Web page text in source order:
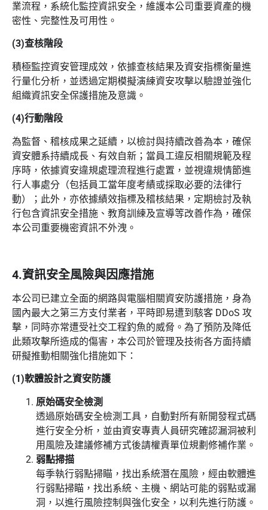
業流程，系統化監控資訊安全，維護本公司重要資產的機
密性、完整性及可用性。
(3)查核階段
積極監控資安管理成效，依據查核結果及資安指標衡量進
行量化分析，並透過定期模擬演練資安攻擊以驗證並強化
組織資訊安全保護措施及意識。
(4)行動階段
為監督、稽核成果之延續，以檢討與持續改善為本，確保
資安體系持續成長、有效自新；當員工違反相關規範及程
序時，依據資安違規處理流程進行處置，並視違規情節進
行人事處分（包括員工當年度考績或採取必要的法律行
動）；此外，亦依據績效指標及稽核結果，定期檢討及執
行包含資訊安全措施、教育訓練及宣導等改善作為，確保
本公司重要機密資訊不外洩。
4.資訊安全風險與因應措施
本公司已建立全面的網路與電腦相關資安防護措施，身為
國內最大之第三方支付業者，平時即易遭到駭客 DDoS 攻
擊，同時亦常遭受社交工程釣魚的威脅。為了預防及降低
此類攻擊所造成的傷害，本公司於管理及技術各方面持續
研擬推動相關強化措施如下：
(1)軟體設計之資安防護
原始碼安全檢測
透過原始碼安全檢測工具，自動對所有新開發程式碼
進行安全分析，並由資安專責人員研究確認漏洞被利
用風險及建議修補方式後請權責單位規劃修補作業。
弱點掃描
每季執行弱點掃瞄，找出系統潛在風險，經由軟體進
行弱點掃瞄，找出系統、主機、網站可能的弱點或漏
洞，以進行風險控制與強化安全，以利先進行防護。